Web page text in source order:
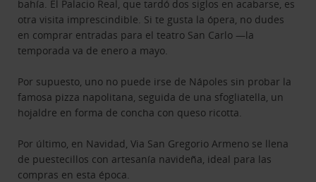
bahía. El Palacio Real, que tardó dos siglos en acabarse, es
otra visita imprescindible. Si te gusta la ópera, no dudes
en comprar entradas para el teatro San Carlo —la
temporada va de enero a mayo.
Por supuesto, uno no puede irse de Nápoles sin probar la
famosa pizza napolitana, seguida de una sfogliatella, un
hojaldre en forma de concha con queso ricotta.
Por último, en Navidad, Via San Gregorio Armeno se llena
de puestecillos con artesanía navideña, ideal para las
compras en esta época.